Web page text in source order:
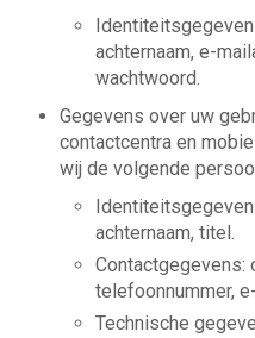
achternaam, e-
wachtwoord.
Gegevens over uw
contactcentra en
wij de volgende
achternaam, titel.
Contactgegevens:
telefoonnummer,
Technische